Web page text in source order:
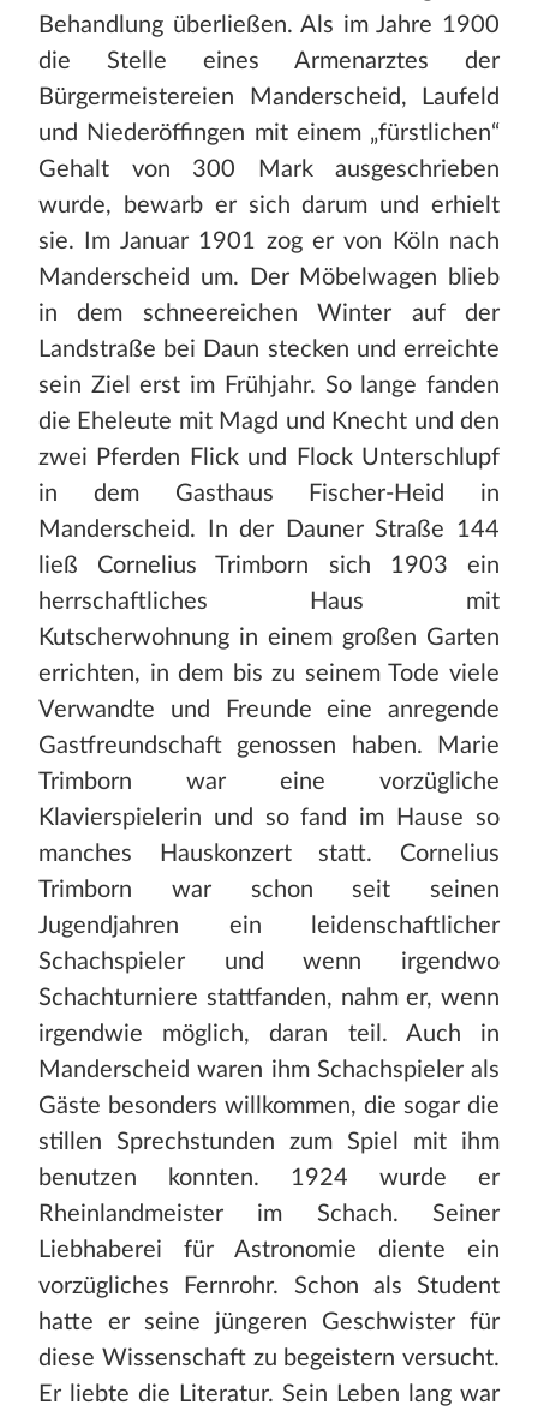
Behandlung überließen. Als im Jahre 1900
die Stelle eines Armenarztes der
Bürgermeistereien Manderscheid, Laufeld
und Niederöffingen mit einem „fürstlichen“
Gehalt von 300 Mark ausgeschrieben
wurde, bewarb er sich darum und erhielt
sie. Im Januar 1901 zog er von Köln nach
Manderscheid um. Der Möbelwagen blieb
in dem schneereichen Winter auf der
Landstraße bei Daun stecken und erreichte
sein Ziel erst im Frühjahr. So lange fanden
die Eheleute mit Magd und Knecht und den
zwei Pferden Flick und Flock Unterschlupf
in dem Gasthaus Fischer-Heid in
Manderscheid. In der Dauner Straße 144
ließ Cornelius Trimborn sich 1903 ein
herrschaftliches Haus mit
Kutscherwohnung in einem großen Garten
errichten, in dem bis zu seinem Tode viele
Verwandte und Freunde eine anregende
Gastfreundschaft genossen haben. Marie
Trimborn war eine vorzügliche
Klavierspielerin und so fand im Hause so
manches Hauskonzert statt. Cornelius
Trimborn war schon seit seinen
Jugendjahren ein leidenschaftlicher
Schachspieler und wenn irgendwo
Schachturniere stattfanden, nahm er, wenn
irgendwie möglich, daran teil. Auch in
Manderscheid waren ihm Schachspieler als
Gäste besonders willkommen, die sogar die
stillen Sprechstunden zum Spiel mit ihm
benutzen konnten. 1924 wurde er
Rheinlandmeister im Schach. Seiner
Liebhaberei für Astronomie diente ein
vorzügliches Fernrohr. Schon als Student
hatte er seine jüngeren Geschwister für
diese Wissenschaft zu begeistern versucht.
Er liebte die Literatur. Sein Leben lang war